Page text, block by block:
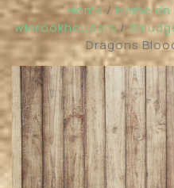
Home/Home
wierookhouders/
Dragons